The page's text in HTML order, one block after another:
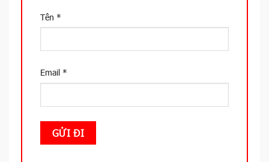
Tên *
Email *